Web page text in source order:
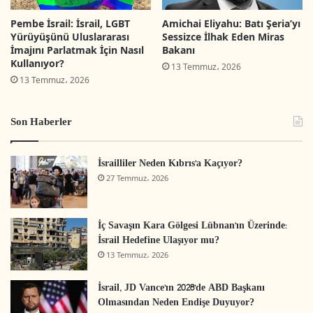
İkinci grup partinin iç seçimlerini yaptıkları,
başkanlarını seçtikleri; Meclis üyeleridir. Bu
kesim parti üyelerin %72’sini teşkil etmektedir
(Kench,Rohat, Villipob ve Tottnar, 2014). Fakat
Bunlar; Likud, İşçi partisi ve Habayit
Heyahuda’dır. Üçüncü grup ise geçici üyelerden
oluşan seçimlere yakın katılan ve partiyi
seçimlere hazırlayan gruptur ( Kench,2010).
Demokratik partilerin inşasında üyeler çok büyük
önem taşır. 1992’de oluşturulan İsrail’in parti
yasasına baktığımızda; bu yasanın partiye üyelik,
çıkarılma ve hukuksal düzenleme olarak parti iç
Pembe İsrail: İsrail, LGBT
Yürüyüşünü Uluslararası
İmajını Parlatmak İçin Nasıl
Kullanıyor?
13 Temmuz، 2026
Amichai Eliyahu: Batı Şeria’yı
Sessizce İlhak Eden Miras
Bakanı
13 Temmuz، 2026
Son Haberler
İsrailliler Neden Kıbrıs’a Kaçıyor?
27 Temmuz، 2026
İç Savaşın Kara Gölgesi Lübnan’ın Üzerinde:
İsrail Hedefine Ulaşıyor mu?
13 Temmuz، 2026
İsrail, JD Vance’ın 2028’de ABD Başkanı
Olmasından Neden Endişe Duyuyor?